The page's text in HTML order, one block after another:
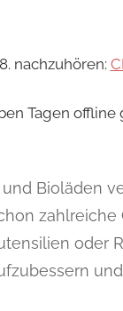
nachzuhören:
Tagen offline
Bioläden
zahlreiche
oder